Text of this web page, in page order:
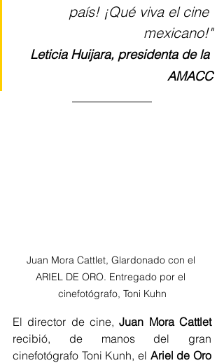
país! ¡Qué viva el cine
mexicano!"
Leticia Huijara, presidenta de la
AMACC
Juan Mora Cattlet, Glardonado con el
ARIEL DE ORO. Entregado por el
cinefotógrafo, Toni Kuhn
El director de cine, Juan Mora Cattlet
recibió, de manos del gran
cinefotógrafo Toni Kunh, el Ariel de Oro